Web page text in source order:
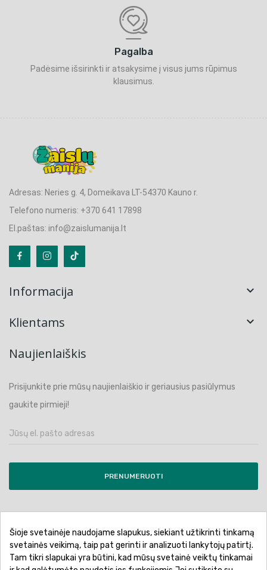
Pagalba
Padėsime išsirinkti ir atsakysime į visus jums rūpimus
klausimus.
Adresas: Neries g. 4, Domeikava LT-54370 Kauno r.
Telefono numeris: +370 641 17898
El.paštas: info@zaislumanija.lt
Informacija 
Klientams 
Naujienlaiškis
Prisijunkite prie mūsų naujienlaiškio ir geriausius pasiūlymus
gaukite pirmieji!
PRENUMERUOTI
Pirkimo sąlygos ir taisyklės
Privatumo politika
Garantinis aptarnavimas
Prekių pristatymas
Šioje svetainėje naudojame slapukus, siekiant užtikrinti tinkamą
svetainės veikimą, taip pat gerinti ir analizuoti lankytojų patirtį.
Tam tikri slapukai yra būtini, kad mūsų svetainė veiktų tinkamai